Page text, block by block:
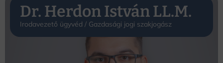
Dr. Herdon István LL.M.
Irodavezető ügyvéd / Gazdasági jogi szakjogász